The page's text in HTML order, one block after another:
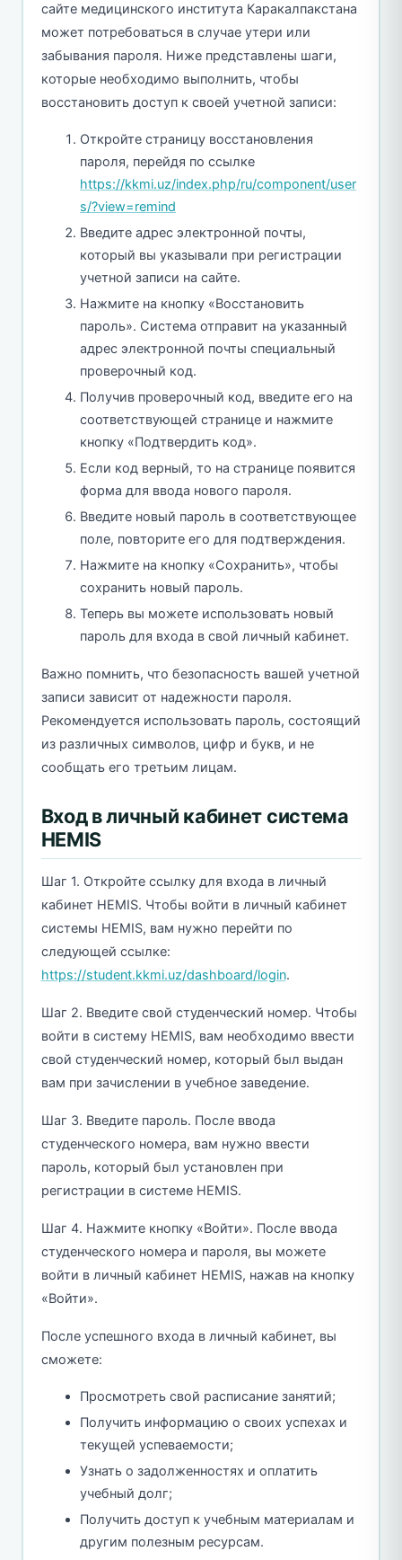
сайте медицинского института Каракалпакстана
может потребоваться в случае утери или
забывания пароля. Ниже представлены шаги,
которые необходимо выполнить, чтобы
восстановить доступ к своей учетной записи:
Откройте страницу восстановления
пароля, перейдя по ссылке
https://kkmi.uz/index.php/ru/component/user
s/?view=remind
Введите адрес электронной почты,
который вы указывали при регистрации
учетной записи на сайте.
Нажмите на кнопку «Восстановить
пароль». Система отправит на указанный
адрес электронной почты специальный
проверочный код.
Получив проверочный код, введите его на
соответствующей странице и нажмите
кнопку «Подтвердить код».
Если код верный, то на странице появится
форма для ввода нового пароля.
Введите новый пароль в соответствующее
поле, повторите его для подтверждения.
Нажмите на кнопку «Сохранить», чтобы
сохранить новый пароль.
Теперь вы можете использовать новый
пароль для входа в свой личный кабинет.
Важно помнить, что безопасность вашей учетной
записи зависит от надежности пароля.
Рекомендуется использовать пароль, состоящий
из различных символов, цифр и букв, и не
сообщать его третьим лицам.
Вход в личный кабинет система
HEMIS
Шаг 1. Откройте ссылку для входа в личный
кабинет HEMIS. Чтобы войти в личный кабинет
системы HEMIS, вам нужно перейти по
следующей ссылке:
https://student.kkmi.uz/dashboard/login.
Шаг 2. Введите свой студенческий номер. Чтобы
войти в систему HEMIS, вам необходимо ввести
свой студенческий номер, который был выдан
вам при зачислении в учебное заведение.
Шаг 3. Введите пароль. После ввода
студенческого номера, вам нужно ввести
пароль, который был установлен при
регистрации в системе HEMIS.
Шаг 4. Нажмите кнопку «Войти». После ввода
студенческого номера и пароля, вы можете
войти в личный кабинет HEMIS, нажав на кнопку
«Войти».
После успешного входа в личный кабинет, вы
сможете:
Просмотреть свой расписание занятий;
Получить информацию о своих успехах и
текущей успеваемости;
Узнать о задолженностях и оплатить
учебный долг;
Получить доступ к учебным материалам и
другим полезным ресурсам.